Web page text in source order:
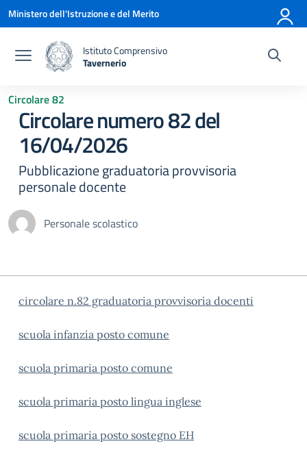
Vai ai contenuti
Vai al menu di navigazione
Vai al footer
Ministero dell'Istruzione e del Merito
Istituto Comprensivo
Tavernerio
Circolare 82
Circolare numero 82 del
16/04/2026
Pubblicazione graduatoria provvisoria
personale docente
Personale scolastico
circolare n.82 graduatoria provvisoria docenti
scuola infanzia posto comune
scuola primaria posto comune
scuola primaria posto lingua inglese
scuola primaria posto sostegno EH